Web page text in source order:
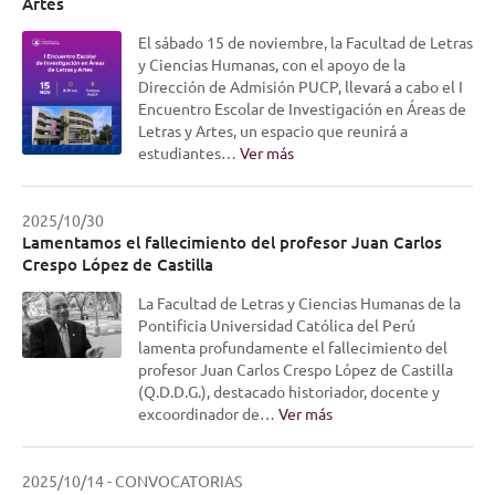
El sábado 15 de noviembre, la Facultad de Letras
y Ciencias Humanas, con el apoyo de la
Dirección de Admisión PUCP, llevará a cabo el I
Encuentro Escolar de Investigación en Áreas de
Letras y Artes, un espacio que reunirá a
estudiantes… Ver más
2025/10/30
Lamentamos el fallecimiento del profesor Juan Carlos
Crespo López de Castilla
La Facultad de Letras y Ciencias Humanas de la
Pontificia Universidad Católica del Perú
lamenta profundamente el fallecimiento del
profesor Juan Carlos Crespo López de Castilla
(Q.D.D.G.), destacado historiador, docente y
excoordinador de… Ver más
2025/10/14- CONVOCATORIAS